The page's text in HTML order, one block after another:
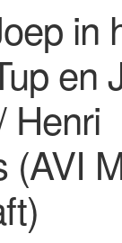
in
en
Henri
(AVI